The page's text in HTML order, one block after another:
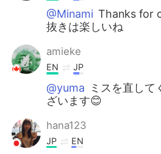
@Minami Thanks for
抜きは楽しいね
amieke
EN JP
@yuma
ミスを直して
ざいます😊
hana123
JP EN